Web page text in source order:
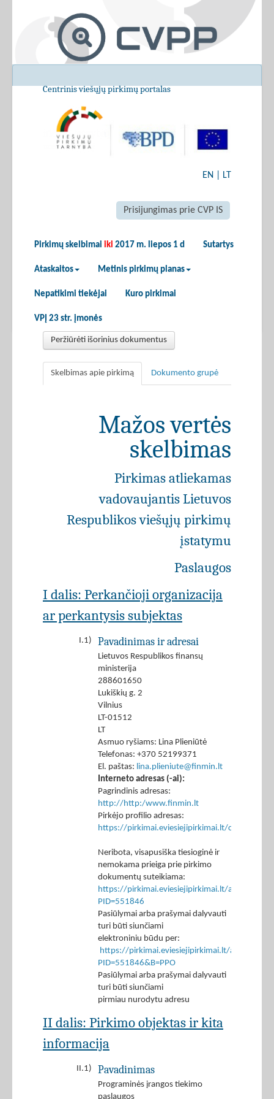
Centrinis viešųjų pirkimų portalas
EN LT
Prisijungimas prie CVP IS
Pirkimų skelbimai iki 2017 m. liepos 1 d Sutartys
Ataskaitos Metinis pirkimų planas
Nepatikimi tiekėjai Kuro pirkimai
VPĮ 23 str. įmonės
Peržiūrėti išorinius dokumentus
Skelbimas apie pirkimą Dokumento grupė
Mažos vertės
skelbimas
Pirkimas atliekamas
vadovaujantis Lietuvos
Respublikos viešųjų pirkimų
įstatymu
Paslaugos
I dalis: Perkančioji organizacija
ar perkantysis subjektas
I.1) Pavadinimas ir adresai
Lietuvos Respublikos finansų
ministerija
288601650
Lukiškių g. 2
Vilnius
LT-01512
LT
Asmuo ryšiams: Lina Plieniūtė
Telefonas: +370 52199371
El. paštas: lina.plieniute@finmin.lt
Interneto adresas (-ai):
Pagrindinis adresas:
http://http:/www.finmin.lt
Pirkėjo profilio adresas:
https://pirkimai.eviesiejipirkimai.lt/ctm/
Neribota, visapusiška tiesioginė ir
nemokama prieiga prie pirkimo
dokumentų suteikiama:
https://pirkimai.eviesiejipirkimai.lt/app/rfq/
PID=551846
Pasiūlymai arba prašymai dalyvauti
turi būti siunčiami
elektroniniu būdu per:
https://pirkimai.eviesiejipirkimai.lt/app/rfq/
PID=551846&B=PPO
Pasiūlymai arba prašymai dalyvauti
turi būti siunčiami
pirmiau nurodytu adresu
II dalis: Pirkimo objektas ir kita
informacija
II.1) Pavadinimas
Programinės įrangos tiekimo
paslaugos